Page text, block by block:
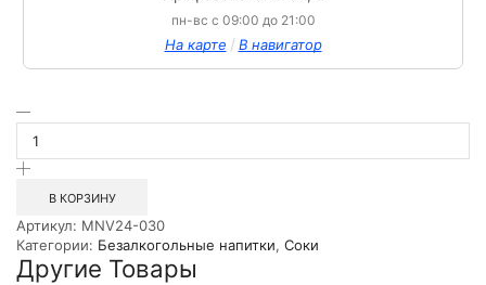
пн-вс с 09:00 до 21:00
На карте / В навигатор
товара
Нектар
Виноград
1л
В КОРЗИНУ
Артикул: MNV24-030
Категории: Безалкогольные напитки, Соки
Другие Товары